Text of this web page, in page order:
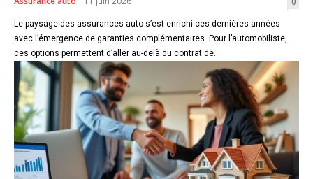
Le paysage des assurances auto s’est enrichi ces dernières années
avec l’émergence de garanties complémentaires. Pour l’automobiliste,
ces options permettent d’aller au-delà du contrat de...